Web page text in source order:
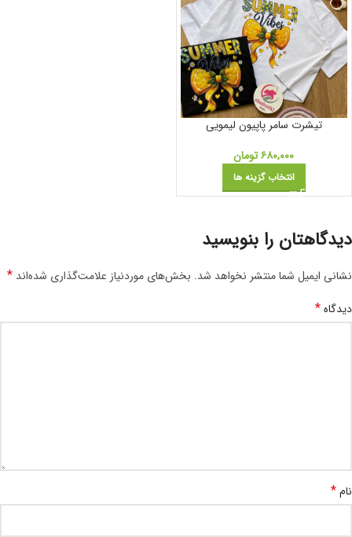
تیشرت سامر‌ پاپیون لیمویی
۶۸۰,۰۰۰تومان
انتخاب گزینه ها
دیدگاهتان را بنویسید
نشانی ایمیل شما منتشر نخواهد شد. بخش‌های موردنیاز علامت‌گذاری شده‌اند *
دیدگاه*
نام*